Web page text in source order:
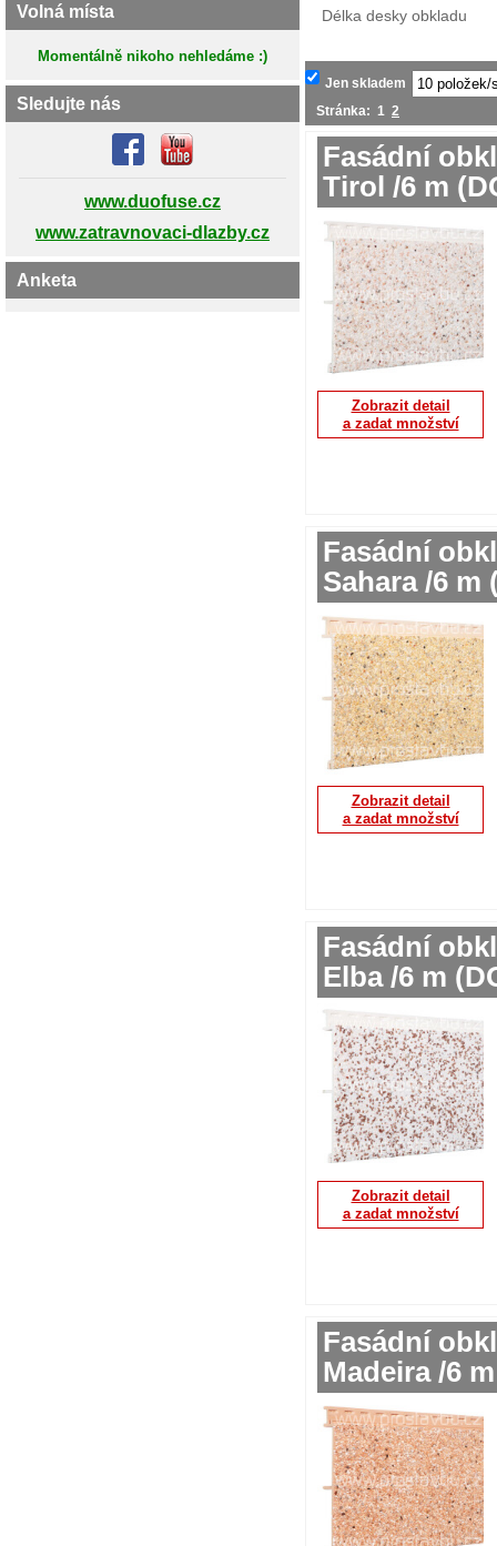
Délka desky obkladu
Jen skladem
Stránka: 1 2
Fasádní
Tirol /6 m
Zobrazit detail
a zadat množství
Fasádní
Sahara /6 m
Zobrazit detail
a zadat množství
Fasádní
Elba /6 m
Zobrazit detail
a zadat množství
Fasádní
Madeira /6
Volná místa
Momentálně nikoho nehledáme :)
Sledujte nás
www.duofuse.cz
www.zatravnovaci-dlazby.cz
Anketa